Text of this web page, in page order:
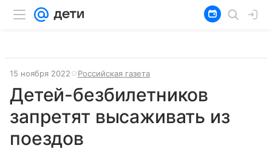
15 ноября 2022 Российская газета
Детей-безбилетников
запретят высаживать из
поездов